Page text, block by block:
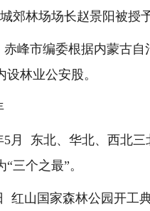
郊林场场长赵景阳被授
赤峰市编委根据内蒙古
设林业公安股。
5月
东北、华北、西北
“三个之最”。
红山国家森林公园开工